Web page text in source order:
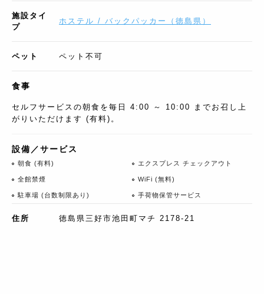
施設タイ
プ
ホステル / バックパッカー （ 徳島県 ）
ペット ペット不可
食事
セルフサービスの朝食を毎日 4:00 ～ 10:00 までお召し上
がりいただけます (有料)。
設備／サービス
朝食 (有料) エクスプレス チェックアウト
全館禁煙 WiFi (無料)
駐車場 (台数制限あり) 手荷物保管サービス
住所 徳島県三好市池田町マチ 2178-21